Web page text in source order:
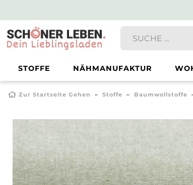
STOFFE NÄHMANUFAKTUR
Zur Startseite Gehen Stoffe Baumwollstoffe